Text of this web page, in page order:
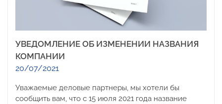
УВЕДОМЛЕНИЕ ОБ ИЗМЕНЕНИИ НАЗВАНИЯ
КОМПАНИИ
20/07/2021
Уважаемые деловые партнеры, мы хотели бы
сообщить вам, что с 15 июля 2021 года название